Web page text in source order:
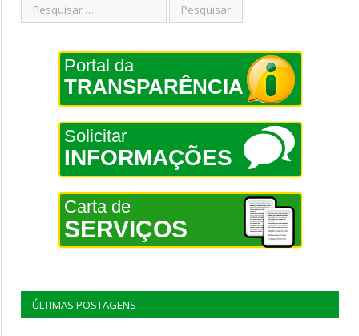
Portal da
TRANSPARÊNCIA
Solicitar
INFORMAÇÕES
Carta de
SERVIÇOS
ÚLTIMAS POSTAGENS